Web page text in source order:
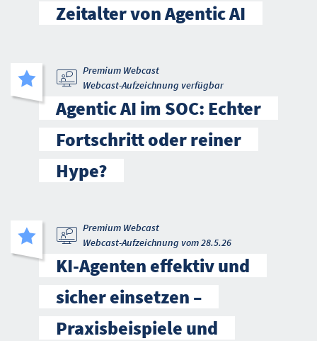
Zeitalter von Agentic AI
Premium Webcast
Webcast-Aufzeichnung verfügbar
Agentic AI im SOC: Echter
Fortschritt oder reiner
Hype?
Premium Webcast
Webcast-Aufzeichnung vom 28.5.26
KI-Agenten effektiv und
sicher einsetzen –
Praxisbeispiele und